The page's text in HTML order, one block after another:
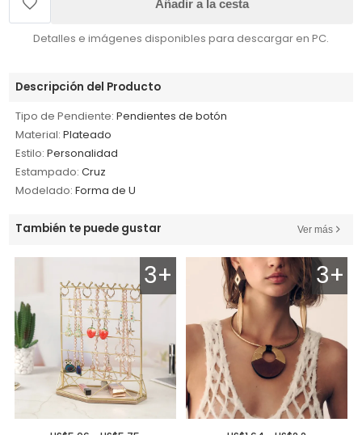
Añadir a la cesta
Detalles e imágenes disponibles para descargar en PC.
Descripción del Producto
Tipo de Pendiente: Pendientes de botón
Material: Plateado
Estilo: Personalidad
Estampado: Cruz
Modelado: Forma de U
También te puede gustar Ver más
3+ 3+